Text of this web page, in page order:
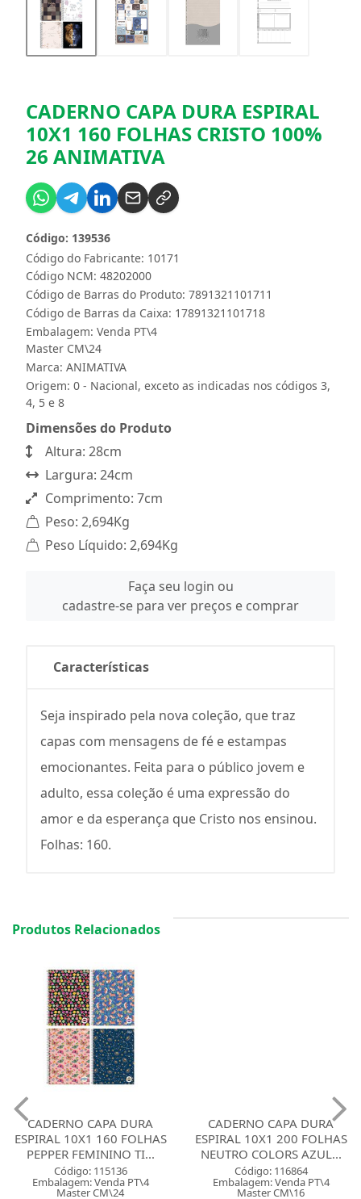
CADERNO CAPA DURA ESPIRAL
10X1 160 FOLHAS CRISTO 100%
26 ANIMATIVA
Código do Fabricante: 10171
Código: 139536
Código NCM: 48202000
Código de Barras do Produto: 7891321101711
Código de Barras da Caixa: 17891321101718
Embalagem: Venda PT\4
Master CM\24
Marca: ANIMATIVA
Origem: 0 - Nacional, exceto as indicadas nos códigos 3,
4, 5 e 8
Dimensões do Produto
Altura: 28cm
Largura: 24cm
Comprimento: 7cm
Peso: 2,694Kg
Peso Líquido: 2,694Kg
Faça seu login ou
cadastre-se para ver preços e comprar
Características
Seja inspirado pela nova coleção, que traz
capas com mensagens de fé e estampas
emocionantes. Feita para o público jovem e
adulto, essa coleção é uma expressão do
amor e da esperança que Cristo nos ensinou.
Folhas: 160.
Produtos Relacionados
CADERNO CAPA DURA
ESPIRAL 10X1 160 FOLHAS
PEPPER FEMININO TI...
Código: 115136
Embalagem: Venda PT\4
Master CM\24
CADERNO CAPA DURA
ESPIRAL 10X1 200 FOLHAS
NEUTRO COLORS AZUL...
Código: 116864
Embalagem: Venda PT\4
Master CM\16